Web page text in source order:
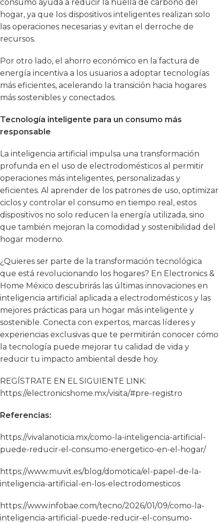
consumo ayuda a reducir la huella de carbono del
hogar, ya que los dispositivos inteligentes realizan solo
las operaciones necesarias y evitan el derroche de
recursos.
Por otro lado, el ahorro económico en la factura de
energía incentiva a los usuarios a adoptar tecnologías
más eficientes, acelerando la transición hacia hogares
más sostenibles y conectados.
Tecnología inteligente para un consumo más
responsable
La inteligencia artificial impulsa una transformación
profunda en el uso de electrodomésticos al permitir
operaciones más inteligentes, personalizadas y
eficientes. Al aprender de los patrones de uso, optimizar
ciclos y controlar el consumo en tiempo real, estos
dispositivos no solo reducen la energía utilizada, sino
que también mejoran la comodidad y sostenibilidad del
hogar moderno.
¿Quieres ser parte de la transformación tecnológica
que está revolucionando los hogares? En Electronics &
Home México descubrirás las últimas innovaciones en
inteligencia artificial aplicada a electrodomésticos y las
mejores prácticas para un hogar más inteligente y
sostenible. Conecta con expertos, marcas líderes y
experiencias exclusivas que te permitirán conocer cómo
la tecnología puede mejorar tu calidad de vida y
reducir tu impacto ambiental desde hoy.
REGÍSTRATE EN EL SIGUIENTE LINK:
https://electronicshome.mx/visita/#pre-registro
Referencias:
https://vivalanoticia.mx/como-la-inteligencia-artificial-
puede-reducir-el-consumo-energetico-en-el-hogar/
https://www.muvit.es/blog/domotica/el-papel-de-la-
inteligencia-artificial-en-los-electrodomesticos
https://www.infobae.com/tecno/2026/01/09/como-la-
inteligencia-artificial-puede-reducir-el-consumo-